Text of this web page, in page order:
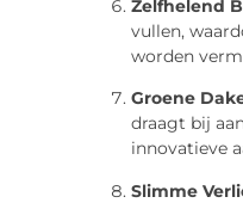
Zelfhelend
vullen,
worden
Groene
draagt bij
innovatieve
Slimme